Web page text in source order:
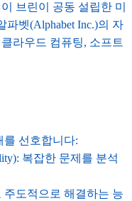
브린이 공동 설립한 미
벳(Alphabet Inc.)의 자
라우드 컴퓨팅, 소프트
를 선호합니다:
복잡한 문제를 분석
주도적으로 해결하는 능